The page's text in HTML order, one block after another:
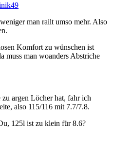
man railt umso mehr. Also
Komfort zu wünschen ist
muss man woanders Abstriche
zu argen Löcher hat, fahr ich
also 115/116 mit 7.7/7.8.
125l ist zu klein für 8.6?